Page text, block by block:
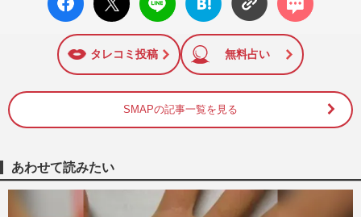
ok い
ト
ブック
に追加
ト
タレコミ投稿 無料占い
SMAPの記事一覧を見る
あわせて読みたい